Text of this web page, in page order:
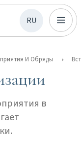
RU
И Обряды
в